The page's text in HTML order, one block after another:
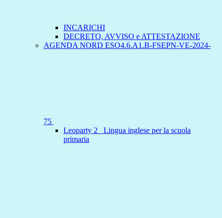
INCARICHI
DECRETO, AVVISO e ATTESTAZIONE
AGENDA NORD ESO4.6.A1.B-FSEPN-VE-2024-
75
Leoparty 2 _Lingua inglese per la scuola
primaria